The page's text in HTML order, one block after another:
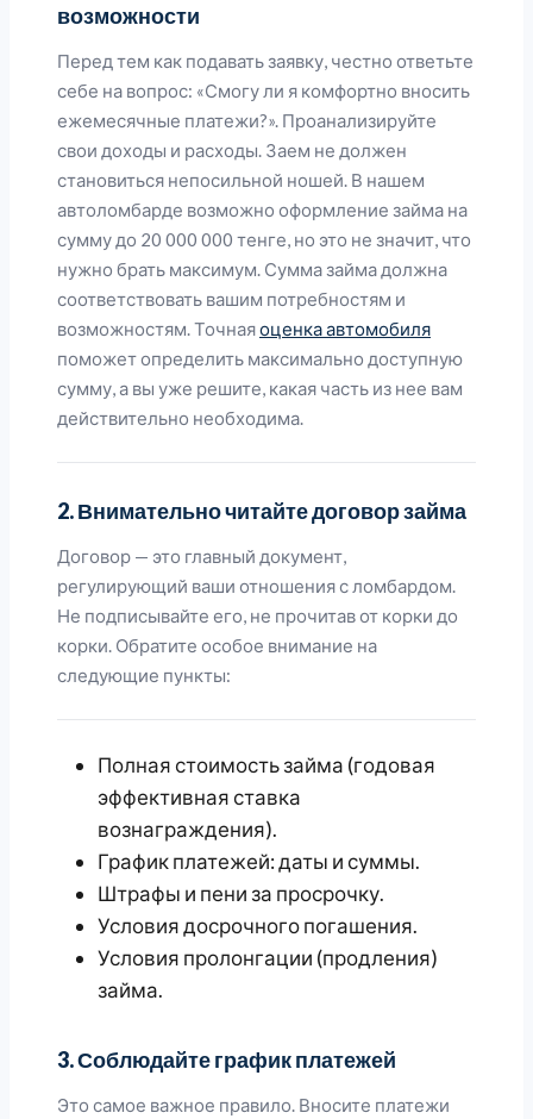
возможности
Перед тем как подавать заявку, честно ответьте
себе на вопрос: «Смогу ли я комфортно вносить
ежемесячные платежи?». Проанализируйте
свои доходы и расходы. Заем не должен
становиться непосильной ношей. В нашем
автоломбарде возможно оформление займа на
сумму до 20 000 000 тенге, но это не значит, что
нужно брать максимум. Сумма займа должна
соответствовать вашим потребностям и
возможностям. Точнаяоценка автомобиля
поможет определить максимально доступную
сумму, а вы уже решите, какая часть из нее вам
действительно необходима.
2. Внимательно читайте договор займа
Договор — это главный документ,
регулирующий ваши отношения с ломбардом.
Не подписывайте его, не прочитав от корки до
корки. Обратите особое внимание на
следующие пункты:
Полная стоимость займа (годовая
эффективная ставка
вознаграждения).
График платежей: даты и суммы.
Штрафы и пени за просрочку.
Условия досрочного погашения.
Условия пролонгации (продления)
займа.
3. Соблюдайте график платежей
Это самое важное правило. Вносите платежи